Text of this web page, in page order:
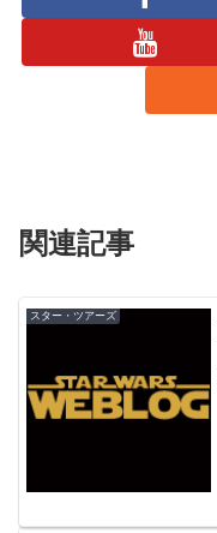
関連記事
スター・ツアーズ